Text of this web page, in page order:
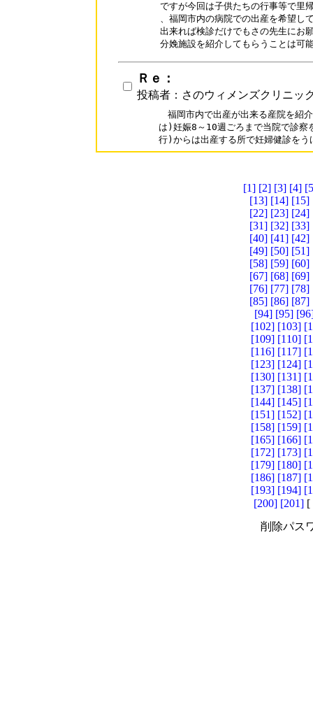
ですが今回は子供たちの行事等で里
、福岡市内の病院での出産を希望し
出来れば検診だけでもさの先生にお
Ｒｅ：
投稿者：さのウィメンズクリニッ
福岡市内で出産が出来る産院を紹
は)妊娠8～10週ごろまで当院で診
行)からは出産する所で妊婦健診をう
[1] [2] [3] [4]
[13] [14] [15]
[22] [23] [24]
[31] [32] [33]
[40] [41] [42]
[49] [50] [51]
[58] [59] [60]
[67] [68] [69]
[76] [77] [78]
[85] [86] [87]
[94] [95]
[102] [103]
[109] [110]
[116] [117]
[123] [124]
[130] [131]
[137] [138]
[144] [145]
[151] [152]
[158] [159]
[165] [166]
[172] [173]
[179] [180]
[186] [187]
[193] [194]
[200] [201] [
削除パス